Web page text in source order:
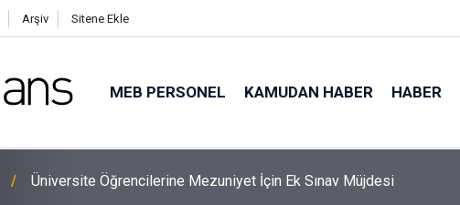
Arşiv Sitene Ekle
MEB PERSONEL KAMUDAN HABER HABER
Emniyet Genel Müdürlüğü'ne 6.250 Kişilik Yeni Kadro